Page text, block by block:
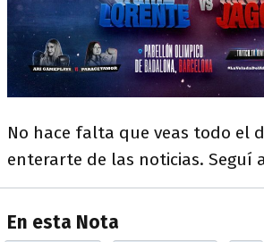
No hace falta que veas todo el
enterarte de las noticias. Seguí
En esta Nota